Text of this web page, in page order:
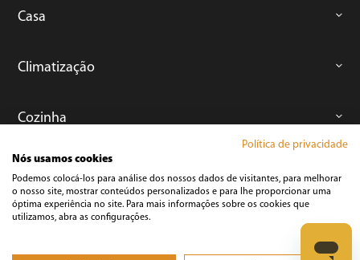
Casa
Climatização
Cozinha
Informática
Política de privacidade
Nós usamos cookies
Podemos colocá-los para análise dos nossos dados de visitantes, para melhorar
o nosso site, mostrar conteúdos personalizados e para lhe proporcionar uma
óptima experiência no site. Para mais informações sobre os cookies que
utilizamos, abra as configurações.